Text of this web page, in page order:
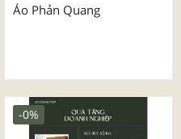
Áo Phản Quang
-0%